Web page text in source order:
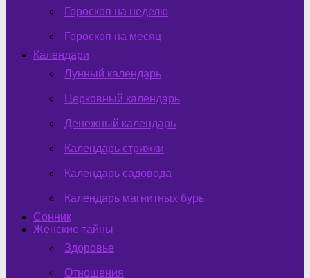
Гороскоп на неделю
Гороскоп на месяц
Календари
Лунный календарь
Церковный календарь
Денежный календарь
Календарь стрижки
Календарь садовода
Календарь магнитных бурь
Сонник
Женские тайны
Здоровье
Отношения